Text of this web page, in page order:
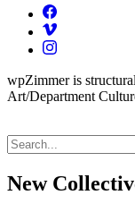
wpZimmer is
Art/Department
New